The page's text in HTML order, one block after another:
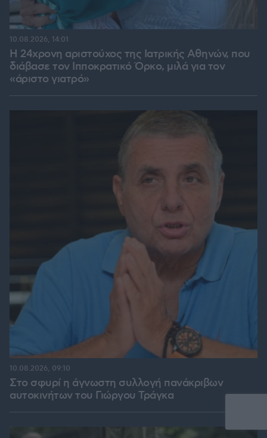
Η 24χρονη αριστούχος της Ιατρικής Αθηνών, που
διάβασε τον Ιπποκρατικό Όρκο, μιλά για τον
«άριστο γιατρό»
10.08.2026, 14:01
Στο σφυρί η άγνωστη συλλογή πανάκριβων
αυτοκινήτων του Γιώργου Τράγκα
10.08.2026, 09:10